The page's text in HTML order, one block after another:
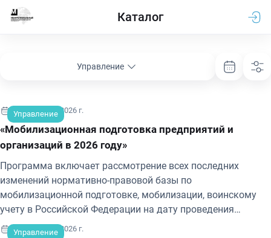
Каталог
Управление
Управление
20-21 августа 2026 г.
«Мобилизационная подготовка предприятий и
организаций в 2026 году»
Программа включает рассмотрение всех последних
изменений нормативно-правовой базы по
мобилизационной подготовке, мобилизации, воинскому
учету в Российской Федерации на дату проведения
обучения.
Управление
24-25 августа 2026 г.